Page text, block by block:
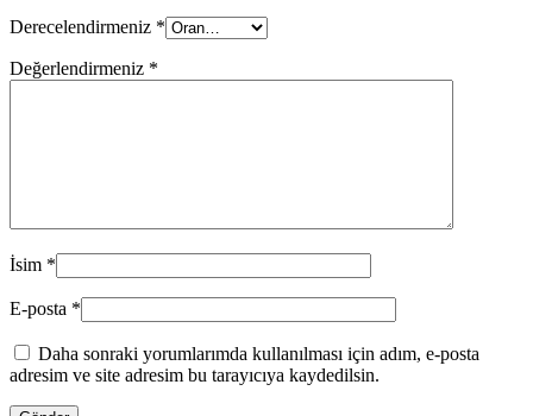
Derecelendirmeniz *
Değerlendirmeniz *
İsim *
E-posta *
Daha sonraki yorumlarımda kullanılması için adım, e-posta
adresim ve site adresim bu tarayıcıya kaydedilsin.